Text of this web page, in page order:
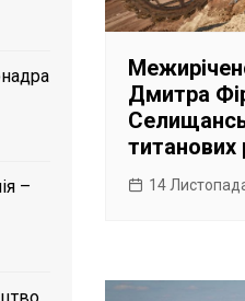
Дмитра
титанових
14
–